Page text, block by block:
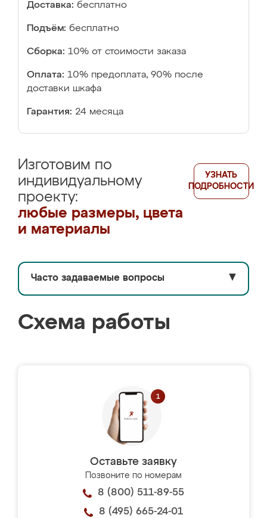
Доставка: бесплатно
Подъём: бесплатно
Сборка: 10% от стоимости заказа
Оплата: 10% предоплата, 90% после
доставки шкафа
Гарантия: 24 месяца
Изготовим по
индивидуальному
проекту:
любые размеры, цвета
и материалы
УЗНАТЬ
ПОДРОБНОСТИ
Часто задаваемые вопросы ▼
Схема работы
Оставьте заявку
Позвоните по номерам
8 (800) 511-89-55
8 (495) 665-24-01